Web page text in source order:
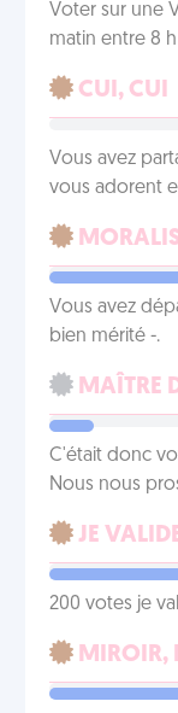
Voter sur une
matin entre 8
CUI, CUI
Vous avez
vous adorent
Vous avez
bien mérité -.
MAÎTRE
C'était donc
Nous nous
JE
200 votes je
MIROIR,